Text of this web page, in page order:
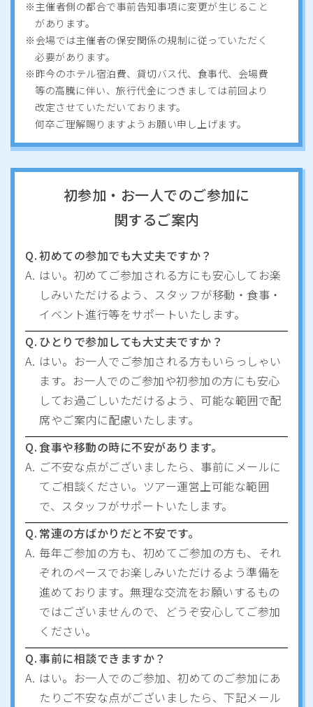
主催者側の都合で事前告知事項に変更が生じること
があります。
会場では主催者の保安関係の規制に従っていただく
必要があります。
昨今のホテル宿泊費、貸切バス代、食事代、会場費
等の高騰に伴い、旅行代金につきましては前回より
改定させていただいております。
何卒ご理解賜りますようお願い申し上げます。
初参加・お一人でのご参加に
関するご案内
Q.初めての参加でも大丈夫ですか？
A. はい。初めてご参加される方にも安心してお楽
しみいただけるよう、スタッフが移動・食事・
イベント進行等をサポートいたします。
Q. ひとりで参加しても大丈夫ですか？
A. はい。お一人でご参加される方もいらっしゃい
ます。お一人でのご参加や初参加の方にも安心
してお過ごしいただけるよう、可能な範囲で配
席やご案内に配慮いたします。
Q.食事や移動の時に不安があります。
A. ご不安な点がございましたら、事前にメールに
てご相談ください。ツアー運営上可能な範囲
で、スタッフがサポートいたします。
Q. 常連の方ばかりだと不安です。
A. 毎年ご参加の方も、初めてご参加の方も、それ
ぞれのペースでお楽しみいただけるよう準備を
進めております。無理な交流をお願いするもの
ではございませんので、どうぞ安心してご参加
ください。
Q.事前に相談できますか？
A. はい。お一人でのご参加、初めてのご参加にあ
たりご不安な点がございましたら、下記メール